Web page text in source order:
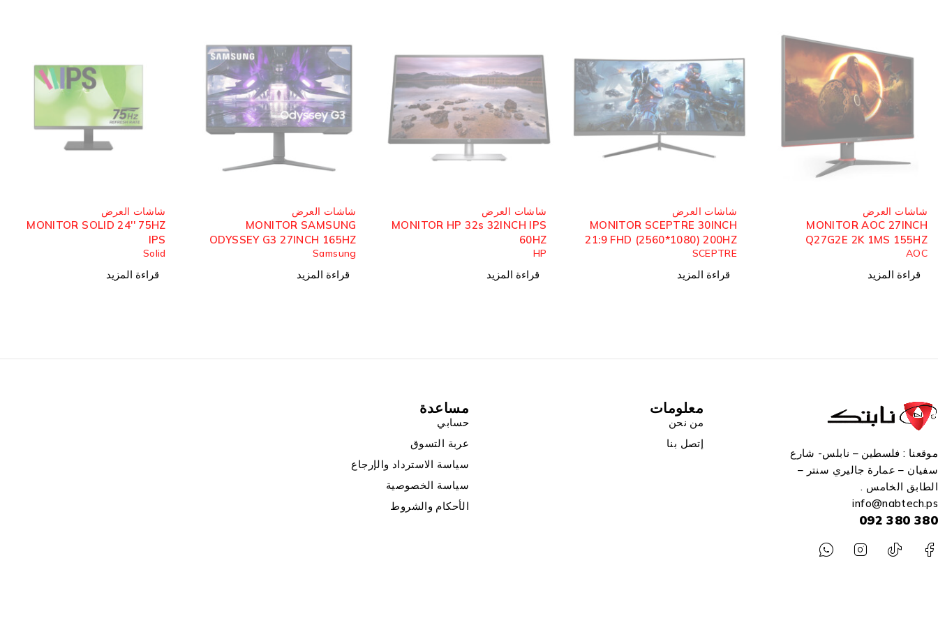
شاشات العرض
MONITOR SCEPTRE 30INCH
21:9 FHD (2560*1080) 200HZ
CURVED
SCEPTRE
قراءة المزيد
شاشات العرض
MONITOR HP 32s 32INCH IPS
60HZ
HP
قراءة المزيد
شاشات العرض
MONITOR SAMSUNG
ODYSSEY G3 27INCH 165HZ
CURVED
Samsung
قراءة المزيد
شاشات العرض
MONITOR SOLID 24'' 75HZ
IPS
Solid
قراءة المزيد
شاشات العرض
MONITOR ASUS TUF
VG24VQE 23.6″ CURVED VA
144HZ
ASUS
قراءة المزيد
موقعنا : فلسطين – نابلس- شارع
سفيان – عمارة جاليري سنتر –
الطابق الخامس .
info@nabtech.ps
380 380 092
معلومات
من نحن
إتصل بنا
مساعدة
حسابي
عربة التسوق
سياسة الاسترداد والإرجاع
سياسة الخصوصية
الأحكام والشروط